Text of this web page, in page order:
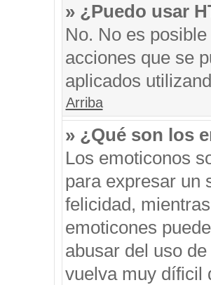
» ¿Puedo usar
No. No es
acciones que se
aplicados
Arriba
» ¿Qué son los
Los emoticonos
para expresar un
felicidad,
emoticones
abusar del uso
vuelva muy díficil